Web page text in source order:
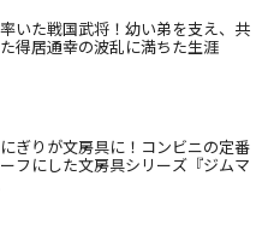
いた戦国武将！幼い弟を支え、共
得居通幸の波乱に満ちた生涯
ぎりが文房具に！コンビニの定番
フにした文房具シリーズ『ジムマ